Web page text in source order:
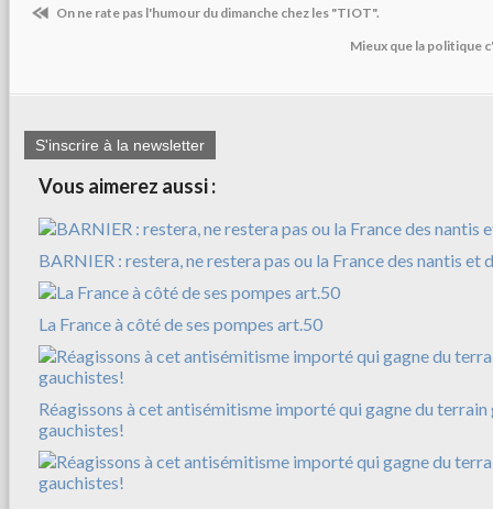
On ne rate pas l'humour du dimanche chez les "TIOT".
Mieux que la politique
S'inscrire à la newsletter
Vous aimerez aussi :
BARNIER : restera, ne restera pas ou la France des nantis et
La France à côté de ses pompes art.50
Réagissons à cet antisémitisme importé qui gagne du terrain
gauchistes!